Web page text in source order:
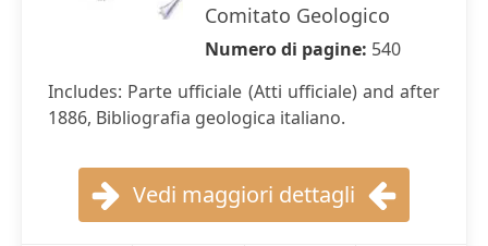
Comitato Geologico
Numero di pagine: 540
Includes: Parte ufficiale (Atti ufficiale) and after
1886, Bibliografia geologica italiano.
Vedi maggiori dettagli